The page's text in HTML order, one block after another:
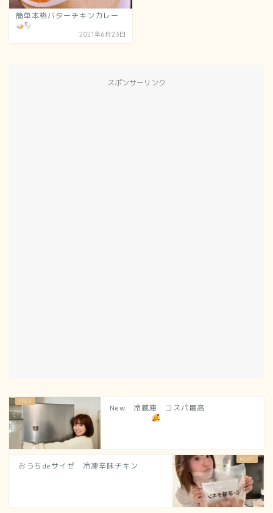
簡単本格バターチキンカレー
2021年6月23日
スポンサーリンク
New 冷蔵庫 コスパ最高
おうちdeサイゼ 冷凍辛味チキン